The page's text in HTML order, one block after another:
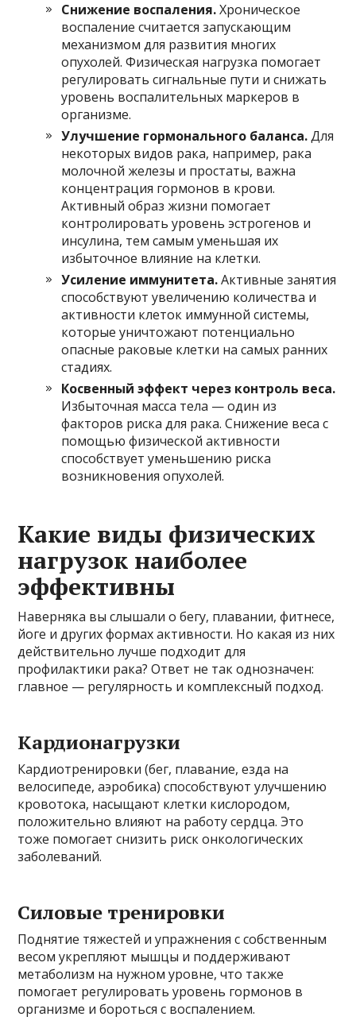
Снижение воспаления.Хроническое
воспаление считается запускающим
механизмом для развития многих
опухолей. Физическая нагрузка помогает
регулировать сигнальные пути и снижать
уровень воспалительных маркеров в
организме.
Улучшение гормонального баланса.Для
некоторых видов рака, например, рака
молочной железы и простаты, важна
концентрация гормонов в крови.
Активный образ жизни помогает
контролировать уровень эстрогенов и
инсулина, тем самым уменьшая их
избыточное влияние на клетки.
Усиление иммунитета.Активные занятия
способствуют увеличению количества и
активности клеток иммунной системы,
которые уничтожают потенциально
опасные раковые клетки на самых ранних
стадиях.
Косвенный эффект через контроль веса.
Избыточная масса тела — один из
факторов риска для рака. Снижение веса с
помощью физической активности
способствует уменьшению риска
возникновения опухолей.
Какие виды физических
нагрузок наиболее
эффективны
Наверняка вы слышали о бегу, плавании, фитнесе,
йоге и других формах активности. Но какая из них
действительно лучше подходит для
профилактики рака? Ответ не так однозначен:
главное — регулярность и комплексный подход.
Кардионагрузки
Кардиотренировки (бег, плавание, езда на
велосипеде, аэробика) способствуют улучшению
кровотока, насыщают клетки кислородом,
положительно влияют на работу сердца. Это
тоже помогает снизить риск онкологических
заболеваний.
Силовые тренировки
Поднятие тяжестей и упражнения с собственным
весом укрепляют мышцы и поддерживают
метаболизм на нужном уровне, что также
помогает регулировать уровень гормонов в
организме и бороться с воспалением.